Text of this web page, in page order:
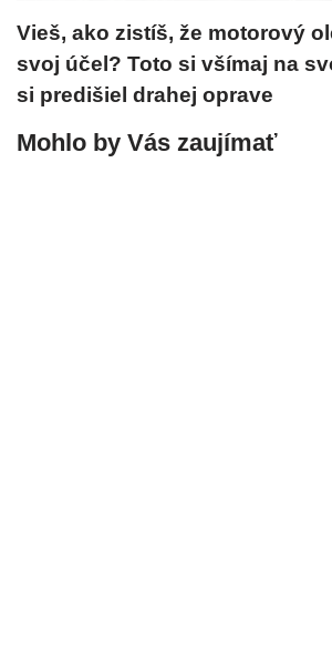
Vieš, ako zistíš, že motorový
svoj účel? Toto si všímaj na
si predišiel drahej oprave
Mohlo by Vás zaujímať